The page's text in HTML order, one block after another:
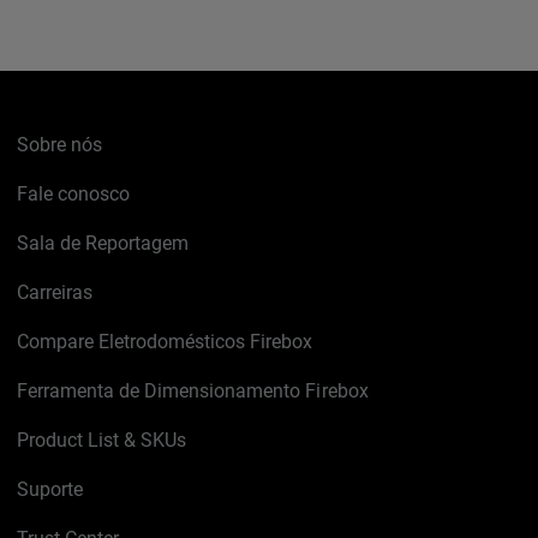
Sobre nós
Fale conosco
Sala de Reportagem
Carreiras
Compare Eletrodomésticos Firebox
Ferramenta de Dimensionamento Firebox
Product List & SKUs
Suporte